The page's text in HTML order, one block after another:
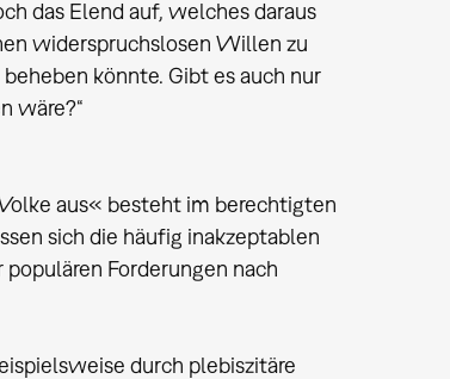
das Elend auf, welches daraus
widerspruchslosen Willen zu
könnte. Gibt es auch nur
wäre?“
aus« besteht im berechtigten
sich die häufig inakzeptablen
Forderungen nach
durch plebiszitäre